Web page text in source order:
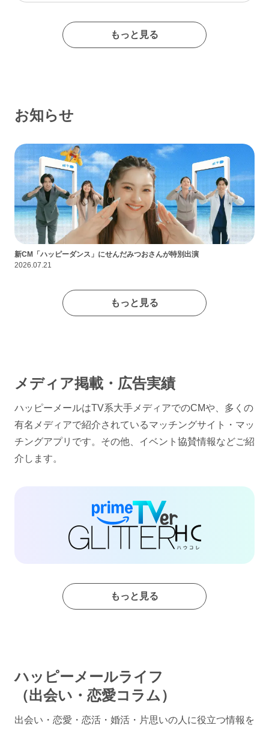
たイメージの出会い系サイトであるなんて思わなかったな…
もっと見る
お知らせ
新CM「ハッピーダンス」にせんだみつおさんが特別出演
2026.07.21
もっと見る
メディア掲載・広告実績
ハッピーメールはTV系大手メディアでのCMや、多くの
有名メディアで紹介されているマッチングサイト・マッ
チングアプリです。その他、イベント協賛情報などご紹
介します。
もっと見る
ハッピーメールライフ
（出会い・恋愛コラム）
出会い・恋愛・恋活・婚活・片思いの人に役立つ情報を